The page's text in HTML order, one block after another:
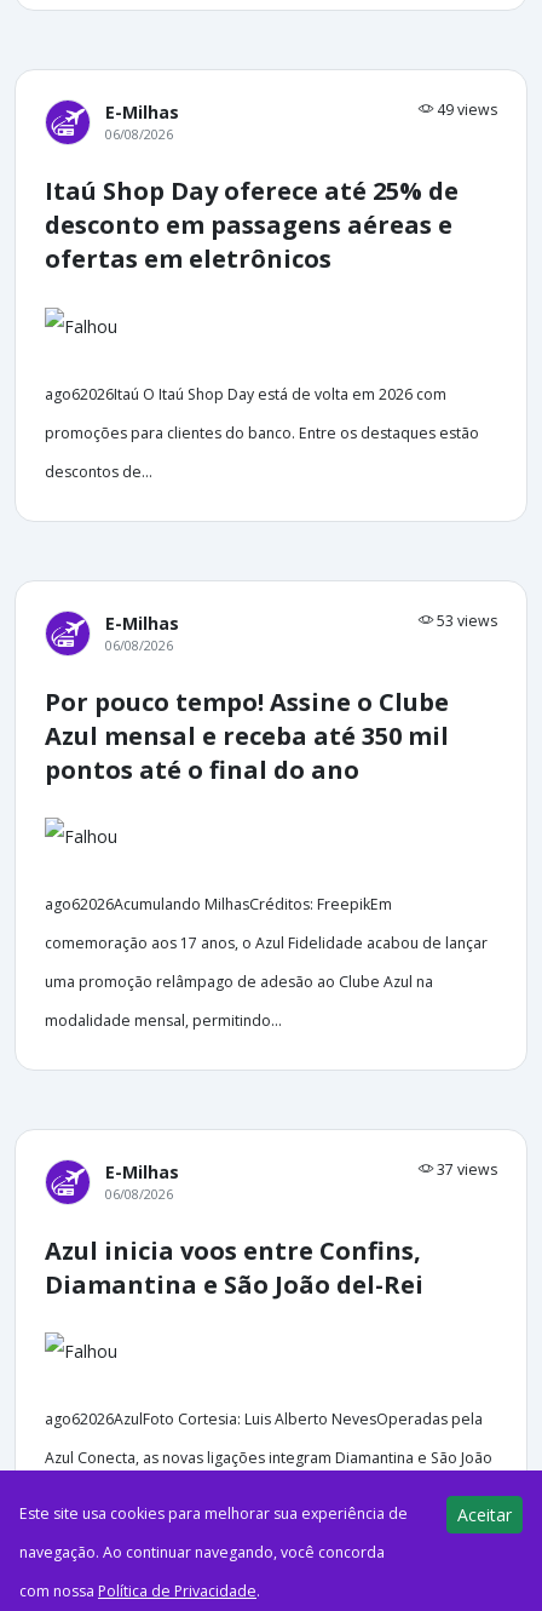
E-Milhas 49 views
06/08/2026
Itaú Shop Day oferece até 25% de
desconto em passagens aéreas e
ofertas em eletrônicos
ago62026Itaú O Itaú Shop Day está de volta em 2026 com
promoções para clientes do banco. Entre os destaques estão
descontos de...
E-Milhas 53 views
06/08/2026
Por pouco tempo! Assine o Clube
Azul mensal e receba até 350 mil
pontos até o final do ano
ago62026Acumulando MilhasCréditos: FreepikEm
comemoração aos 17 anos, o Azul Fidelidade acabou de lançar
uma promoção relâmpago de adesão ao Clube Azul na
modalidade mensal, permitindo...
E-Milhas 37 views
06/08/2026
Azul inicia voos entre Confins,
Diamantina e São João del-Rei
ago62026AzulFoto Cortesia: Luis Alberto NevesOperadas pela
Azul Conecta, as novas ligações integram Diamantina e São João
Este site usa cookies para melhorar sua experiência de
navegação. Ao continuar navegando, você concorda
com nossa Política de Privacidade.
Aceitar